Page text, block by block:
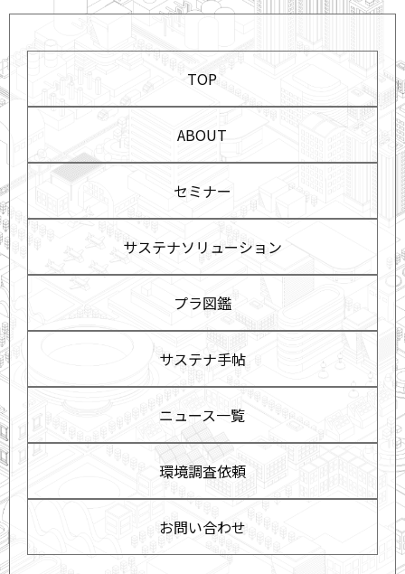
TOP
ABOUT
セミナー
サステナソリューション
プラ図鑑
サステナ手帖
ニュース一覧
環境調査依頼
お問い合わせ